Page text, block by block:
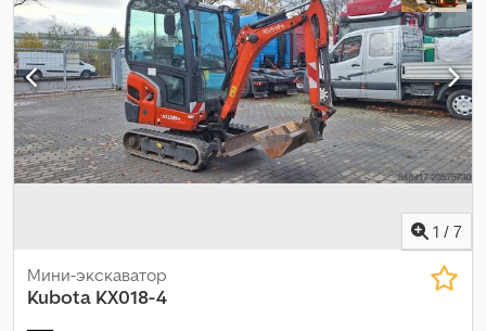
1 / 7
Мини-экскаватор
Kubota KX018-4